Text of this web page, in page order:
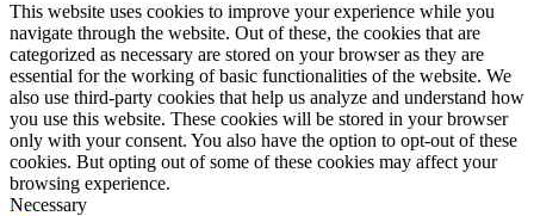
This website uses cookies to improve your experience while you
navigate through the website. Out of these, the cookies that are
categorized as necessary are stored on your browser as they are
essential for the working of basic functionalities of the website. We
also use third-party cookies that help us analyze and understand how
you use this website. These cookies will be stored in your browser
only with your consent. You also have the option to opt-out of these
cookies. But opting out of some of these cookies may affect your
browsing experience.
Necessary